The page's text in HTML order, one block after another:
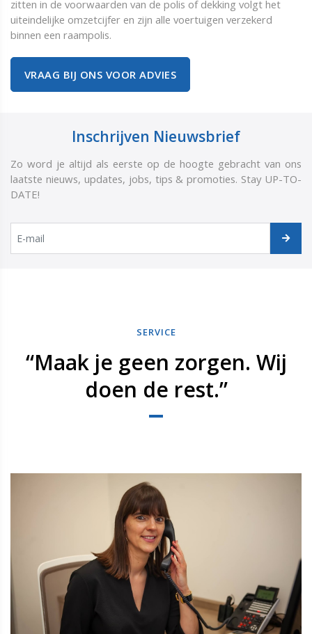
zitten in de voorwaarden van de polis of dekking volgt het
uiteindelijke omzetcijfer en zijn alle voertuigen verzekerd
binnen een raampolis.
VRAAG BIJ ONS VOOR ADVIES
Inschrijven Nieuwsbrief
Zo word je altijd als eerste op de hoogte gebracht van ons
laatste nieuws, updates, jobs, tips & promoties. Stay UP-TO-
DATE!
SERVICE
“Maak je geen zorgen. Wij
doen de rest.”